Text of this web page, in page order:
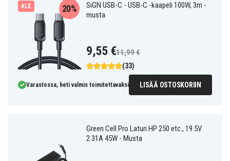
ALE
SiGN USB-C - USB-C -kaapeli 100W, 3m -
musta
(33)
20%
9,55 €11,99 €
Varastossa, heti valmis toimitettavaksi LISÄÄ OSTOSKORIIN
Green Cell Pro Laturi HP 250 etc., 19.5V
2.31A 45W - Musta